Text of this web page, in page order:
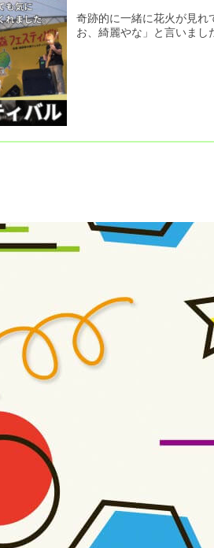
奇跡的に一緒に花火が見れ
お、綺麗やな」と言いまし